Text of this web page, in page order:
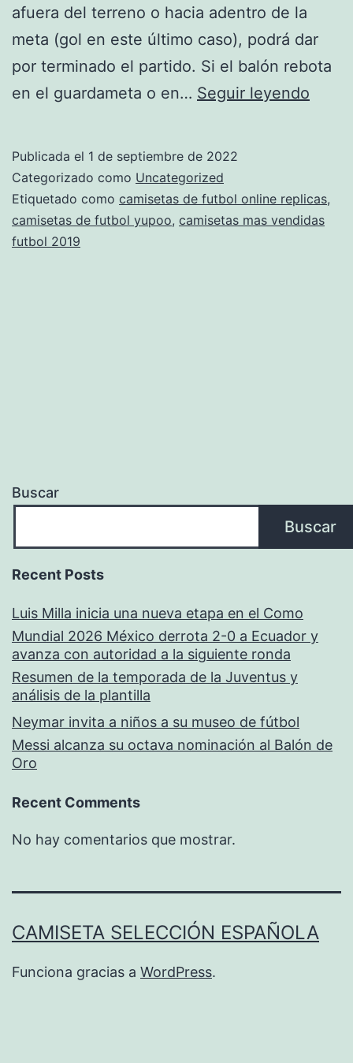
afuera del terreno o hacia adentro de la
meta (gol en este último caso), podrá dar
por terminado el partido. Si el balón rebota
en el guardameta o en… Seguir leyendo
Publicada el 1 de septiembre de 2022
Categorizado como Uncategorized
Etiquetado como camisetas de futbol online replicas,
camisetas de futbol yupoo, camisetas mas vendidas
futbol 2019
Buscar
Buscar
Recent Posts
Luis Milla inicia una nueva etapa en el Como
Mundial 2026 México derrota 2-0 a Ecuador y
avanza con autoridad a la siguiente ronda
Resumen de la temporada de la Juventus y
análisis de la plantilla
Neymar invita a niños a su museo de fútbol
Messi alcanza su octava nominación al Balón de
Oro
Recent Comments
No hay comentarios que mostrar.
CAMISETA SELECCIÓN ESPAÑOLA
Funciona gracias a WordPress.